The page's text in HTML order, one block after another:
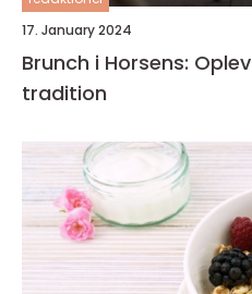
17. January 2024
Brunch i Horsens:
tradition